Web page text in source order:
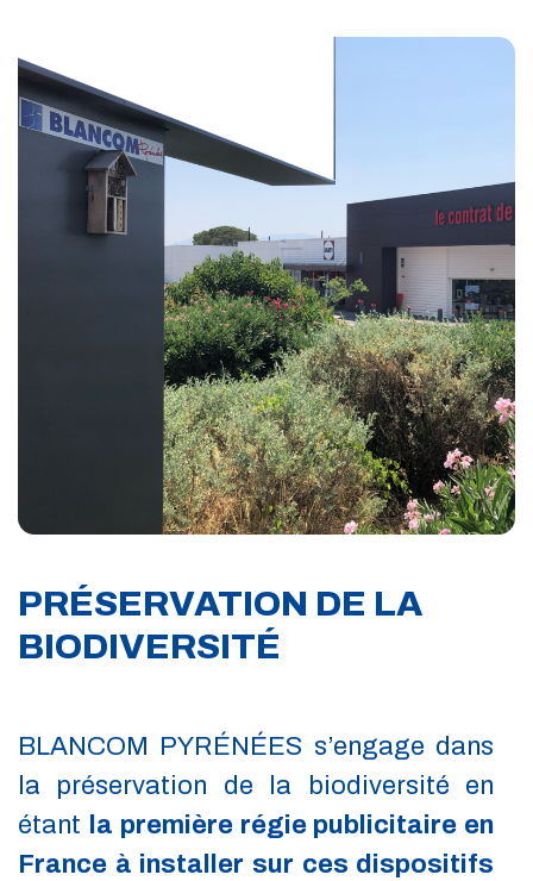
PRÉSERVATION DE LA
BIODIVERSITÉ
BLANCOM PYRÉNÉES s’engage dans
la préservation de la biodiversité en
étant
la première régie publicitaire en
France à installer sur ces dispositifs